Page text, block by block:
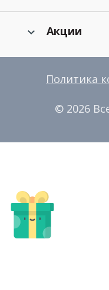
Акции
Политика
© 2026